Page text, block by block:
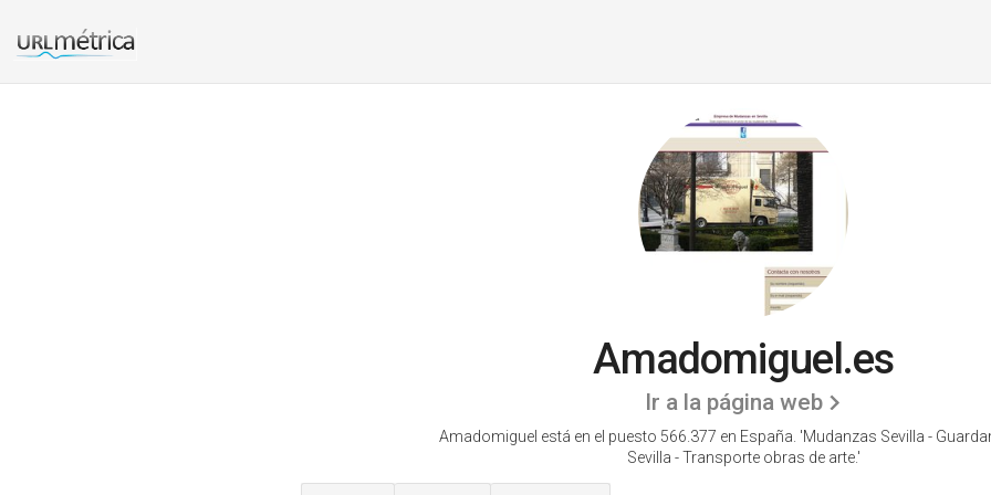
Amadomiguel.es
Ir a la página web
Amadomiguel está en el puesto 566.377 en España. 'Mudanzas Sevilla -
Sevilla - Transporte obras de arte.'